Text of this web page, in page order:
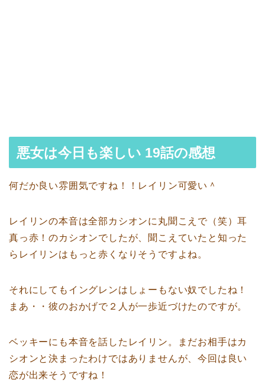
悪女は今日も楽しい 19話の感想
何だか良い雰囲気ですね！！レイリン可愛い＾
レイリンの本音は全部カシオンに丸聞こえで（笑）耳
真っ赤！のカシオンでしたが、聞こえていたと知った
らレイリンはもっと赤くなりそうですよね。
それにしてもイングレンはしょーもない奴でしたね！
まあ・・彼のおかげで２人が一歩近づけたのですが。
ベッキーにも本音を話したレイリン。まだお相手はカ
シオンと決まったわけではありませんが、今回は良い
恋が出来そうですね！